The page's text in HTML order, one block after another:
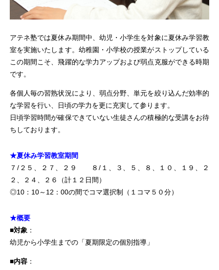
アテネ塾では夏休み期間中、幼児・小学生を対象に夏休み学習教
室を実施いたします。幼稚園・小学校の授業がストップしている
この期間こそ、飛躍的な学力アップおよび弱点克服ができる時期
です。
各個人毎の習熟状況により、弱点分野、単元を絞り込んだ効率的
な学習を行い、日頃の学力を更に充実して参ります。
日頃学習時間が確保できていない生徒さんの積極的な受講をお待
ちしております。
★夏休み学習教室期間
７/２５、２７、２９
８/１、３、５、８、１０、１９、２
２、２４、２６（計１２日間）
◎10：10～12：00の間でコマ選択制（１コマ５０分）
★概要
■対象 ：
幼児から小学生までの「夏期限定の個別指導」
■内容 ：